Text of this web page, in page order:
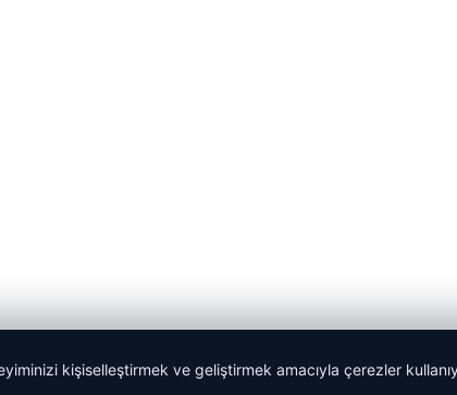
kişiselleştirmek ve geliştirmek amacıyla çerezler